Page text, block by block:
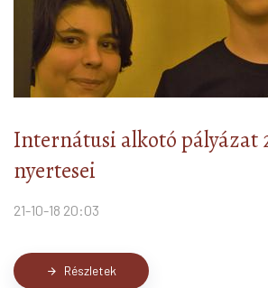
Internátusi alkotó pályázat
nyertesei
21-10-18 20:03
arrow_forward Részletek